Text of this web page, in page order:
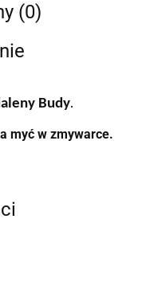
(0)
Budy.
myć w zmywarce.